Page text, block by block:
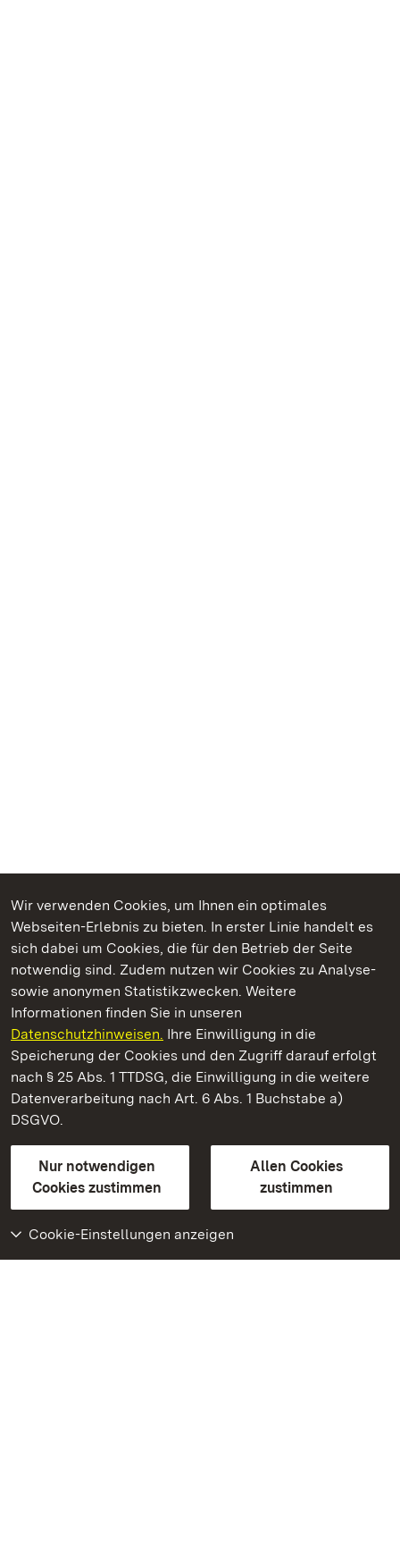
Wir verwenden Cookies, um Ihnen ein optimales
Webseiten-Erlebnis zu bieten. In erster Linie handelt es
sich dabei um Cookies, die für den Betrieb der Seite
notwendig sind. Zudem nutzen wir Cookies zu Analyse-
sowie anonymen Statistikzwecken. Weitere
Informationen finden Sie in unseren
Datenschutzhinweisen. Ihre Einwilligung in die
Speicherung der Cookies und den Zugriff darauf erfolgt
nach § 25 Abs. 1 TTDSG, die Einwilligung in die weitere
Datenverarbeitung nach Art. 6 Abs. 1 Buchstabe a)
DSGVO.
Nur notwendigen
Cookies zustimmen
Allen Cookies
zustimmen
Cookie-Einstellungen anzeigen
Kommen. Staunen. Genießen.
Kloster Schöntal
Staatliche Schlösser und Gärten Baden-Württemberg
Kontakt
GebärdenspracheLeichte Sprache
Erklärung zur Barrierefreiheit
BITV-konform (geprüfte Seiten)
Weiteres